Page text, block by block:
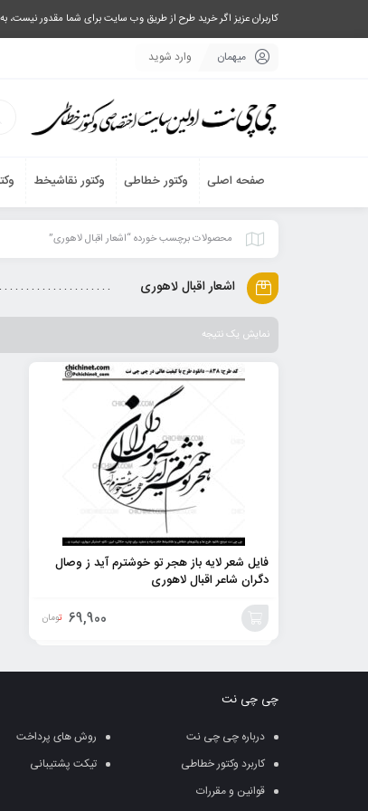
کاربران عزیز اگر خرید طرح از طریق وب سایت برای شما مقدور نیست، به شماره بله یا تلگرام 09033063003 پیام بفرستید، یا تماس بگیرید
میهمان وارد شوید
صفحه اصلی وکتور خطاطی وکتور نقاشیخط
محصولات برچسب خورده “اشعار اقبال لاهوری”
اشعار اقبال لاهوری
نمایش یک نتیجه
فایل شعر لایه باز هجر تو خوشترم آید ز وصال
دگران شاعر اقبال لاهوری
69,900 تومان
چی چی نت
درباره چی چی نت
روش های پرداخت
کاربرد وکتور خطاطی
تیکت پشتیبانی
قوانین و مقررات